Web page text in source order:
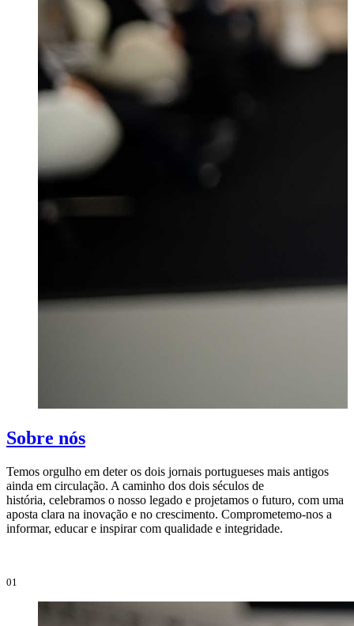
Sobre nós
Temos orgulho em deter os dois jornais portugueses mais antigos
ainda em circulação. A caminho dos dois séculos de
história, celebramos o nosso legado e projetamos o futuro, com uma
aposta clara na inovação e no crescimento. Comprometemo-nos a
informar, educar e inspirar com qualidade e integridade.
01